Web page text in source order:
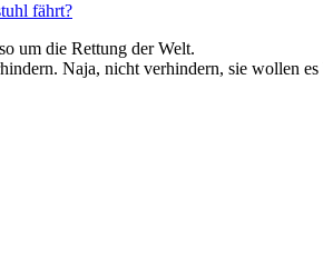
fährt?
um die Rettung der Welt.
Naja, nicht verhindern, sie wollen